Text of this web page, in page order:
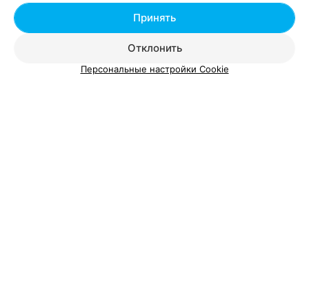
ЭФФЕКТИВНАЯ РЕКЛАМА НА САЙТЕ
Отклонить
Принять
Персональные настройки Cookie